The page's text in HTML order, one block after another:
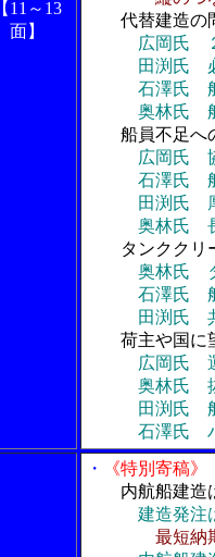
【11 ～13
面】
代替建造の
広岡氏
田渕氏 必要
石澤氏 船価
奥林氏 船価
船員不足へ
広岡氏
石澤氏 船質
田渕氏 厚遇
奥林氏 長期
タンククリ
奥林氏
石澤氏 船員
田渕氏 共同
荷主や国に
広岡氏
奥林氏 抜本
田渕氏 船員
石澤氏 ハロ
・
《特別寄稿》
内航船建造
建造発注
最短納